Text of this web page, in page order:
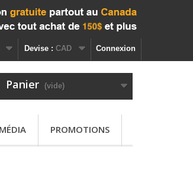
Connexion
Devise : CAD
Panier (vide)
PROMOTIONS